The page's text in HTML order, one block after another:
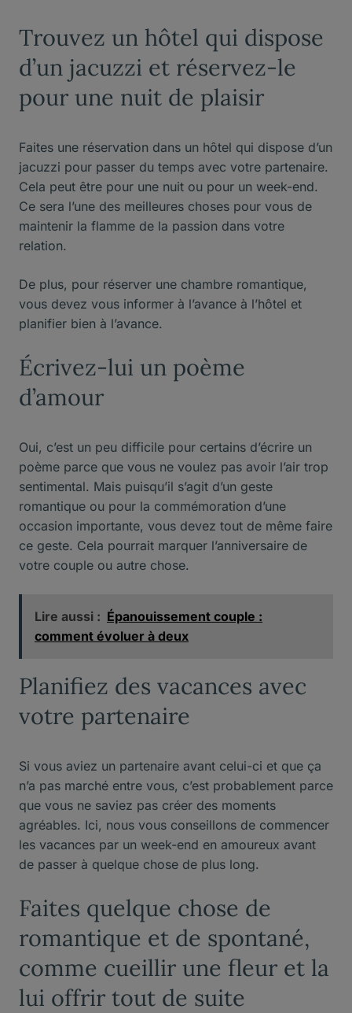
Trouvez un hôtel qui dispose
d’un jacuzzi et réservez-le
pour une nuit de plaisir
Faites une réservation dans un hôtel qui dispose d’un
jacuzzi pour passer du temps avec votre partenaire.
Cela peut être pour une nuit ou pour un week-end.
Ce sera l’une des meilleures choses pour vous de
maintenir la flamme de la passion dans votre
relation.
De plus, pour réserver une chambre romantique,
vous devez vous informer à l’avance à l’hôtel et
planifier bien à l’avance.
Écrivez-lui un poème
d’amour
Oui, c’est un peu difficile pour certains d’écrire un
poème parce que vous ne voulez pas avoir l’air trop
sentimental. Mais puisqu’il s’agit d’un geste
romantique ou pour la commémoration d’une
occasion importante, vous devez tout de même faire
ce geste. Cela pourrait marquer l’anniversaire de
votre couple ou autre chose.
Lire aussi : Épanouissement couple :
comment évoluer à deux
Planifiez des vacances avec
votre partenaire
Si vous aviez un partenaire avant celui-ci et que ça
n’a pas marché entre vous, c’est probablement parce
que vous ne saviez pas créer des moments
agréables. Ici, nous vous conseillons de commencer
les vacances par un week-end en amoureux avant
de passer à quelque chose de plus long.
Faites quelque chose de
romantique et de spontané,
comme cueillir une fleur et la
lui offrir tout de suite